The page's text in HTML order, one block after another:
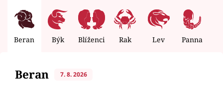
Beran Býk Blíženci Rak Lev Panna
Beran 7. 8. 2026